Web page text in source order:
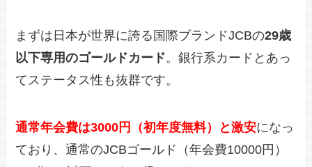
まずは日本が世界に誇る国際ブランドJCBの29歳
以下専用のゴールドカード。銀行系カードとあっ
てステータス性も抜群です。
通常年会費は3000円（初年度無料）と激安になっ
ており、通常のJCBゴールド（年会費10000円）